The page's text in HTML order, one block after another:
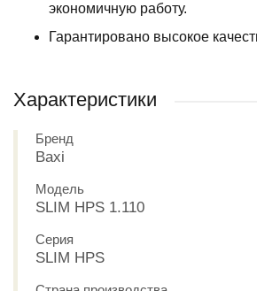
экономичную работу.
Гарантировано высокое
Характеристики
Бренд
Baxi
Модель
SLIM HPS 1.110
Серия
SLIM HPS